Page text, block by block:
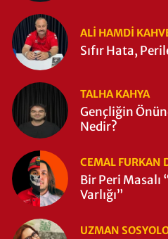
ALI HAMDI
Sıfır Hata,
TALHA KAHYA
Gençliğin
Nedir?
CEMAL FURKAN
Bir Peri Masalı
Varlığı”
UZMAN